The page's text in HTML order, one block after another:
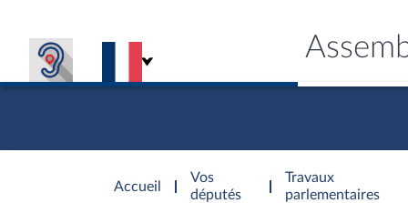
Accueil
d'accueil
Vos
députés
Travaux
parlementaires